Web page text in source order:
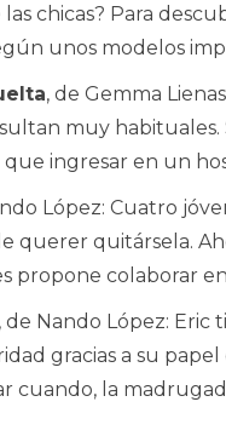
las chicas? Para
unos modelos
, de Gemma
muy
ingresar en un
López: Cuatro
querer quitársela.
propone colaborar
, de Nando López: Eric
gracias a su
cuando, la